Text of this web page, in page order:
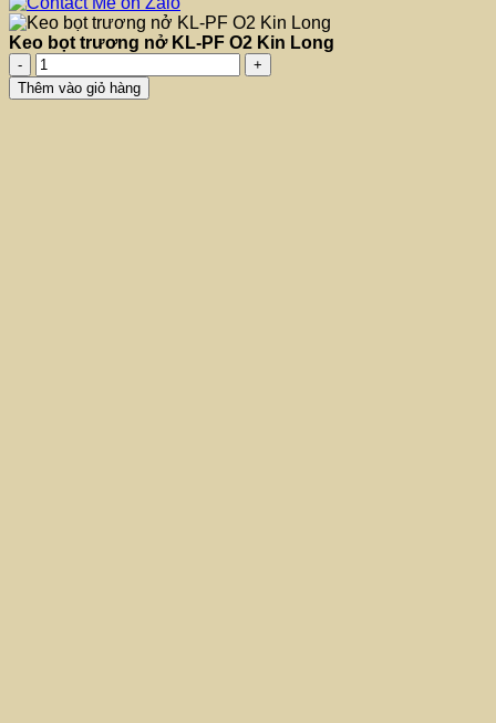
Keo bọt trương nở KL-PF O2 Kin Long
Keo
bọt
trương
Thêm vào giỏ hàng